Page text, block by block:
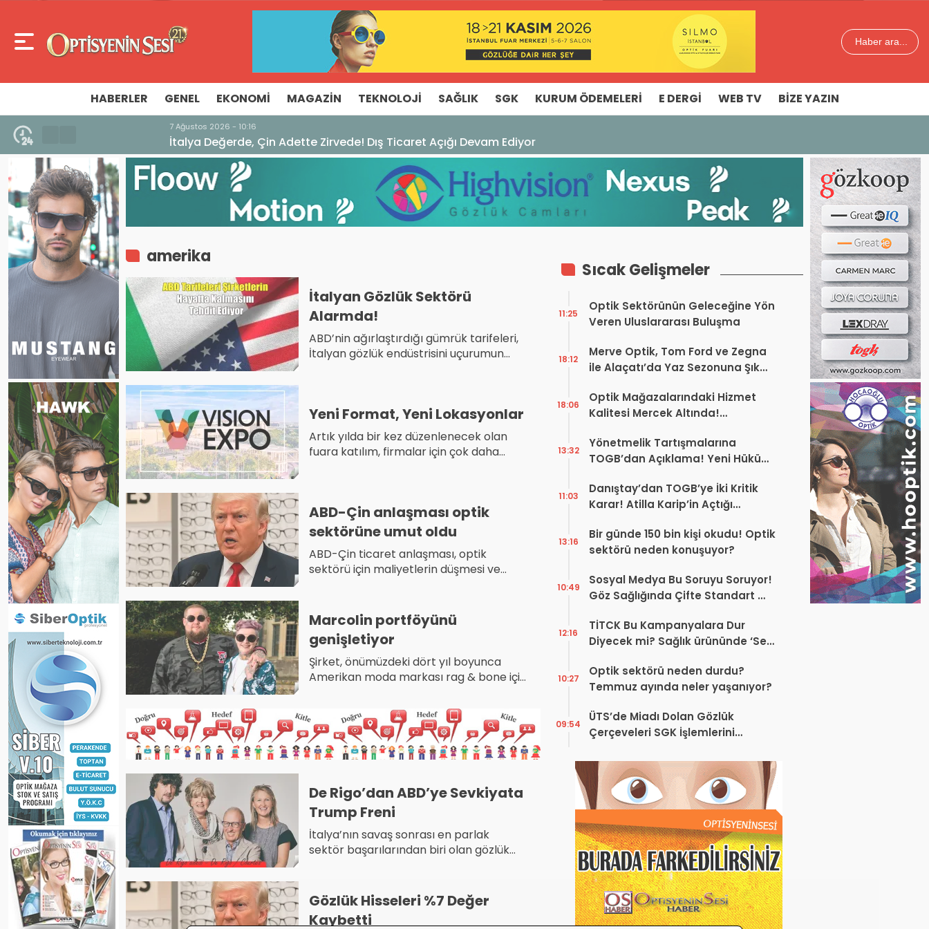
Haber ara...
HABERLER GENEL EKONOMI MAGAZIN TEKNOLOJI SAĞLIK SGK KURUM ÖDEMELERI E DERGI WEB TV BIZE YAZIN
7 Ağustos 2026 - 10:16
İtalya Değerde, Çin Adette Zirvede! Dış Ticaret Açığı Devam Ediyor
amerika
İtalyan Gözlük Sektörü
Alarmda!
ABD’nin ağırlaştırdığı gümrük tarifeleri,
İtalyan gözlük endüstrisini uçurumun
Yeni Format, Yeni Lokasyonlar
Artık yılda bir kez düzenlenecek olan
fuara katılım, firmalar için çok daha
ABD-Çin anlaşması optik
sektörüne umut oldu
ABD-Çin ticaret anlaşması, optik
sektörü için maliyetlerin düşmesi ve
sektörün geleceği açısından kritik önem
taşıyor.
Marcolin portföyünü
genişletiyor
Şirket, önümüzdeki dört yıl boyunca
Amerikan moda markası rag & bone için
De Rigo’dan ABD’ye Sevkiyata
Trump Freni
İtalya’nın savaş sonrası en parlak
sektör başarılarından biri olan gözlük
uygulamaya koyduğu yüksek gümrük
vergileri nedeniyle Amerika’ya yapılan
sevkiyatlarını durdurdu.
Gözlük Hisseleri %7 Değer
Kaybetti
Sıcak Gelişmeler
Optik Sektörünün Geleceğine Yön
Veren Uluslararası Buluşma
11:25
Merve Optik, Tom Ford ve Zegna
ile Alaçatı’da Yaz Sezonuna Şık
18:12
Optik Mağazalarındaki Hizmet
Kalitesi Mercek Altında!
Şekillendirebilir
18:06
Yönetmelik Tartışmalarına
TOGB’dan Açıklama! Yeni Hüküm
13:32
Danıştay’dan TOGB’ye İki Kritik
Karar! Atilla Karip’in Açtığı
Kararı
11:03
Bir günde 150 bin kişi okudu! Optik
sektörü neden konuşuyor?
13:16
Sosyal Medya Bu Soruyu Soruyor!
Göz Sağlığında Çifte Standart mı
10:49
TİTCK Bu Kampanyalara Dur
Diyecek mi? Sağlık ürününde ‘Set
12:16
Optik sektörü neden durdu?
Temmuz ayında neler yaşanıyor?
10:27
ÜTS’de Miadı Dolan Gözlük
Çerçeveleri SGK İşlemlerini
09:54